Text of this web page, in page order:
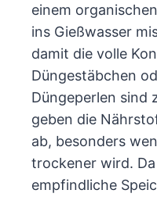
einem
ins Gießwasser
damit die volle
Düngestäbchen
Düngeperlen sind
geben die
ab, besonders
trockener wird.
empfindliche